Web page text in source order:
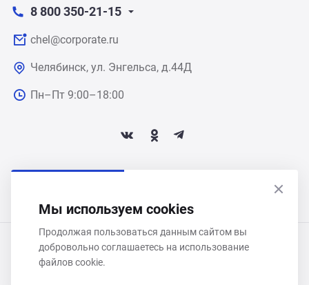
8 800 350-21-15
chel@corporate.ru
Челябинск, ул. Энгельса, д.44Д
Пн–Пт 9:00–18:00
ООО «Некстайп» 2026 © Все права защищены
Мы используем cookies
Продолжая пользоваться данным сайтом вы
добровольно соглашаетесь на использование
файлов cookie.